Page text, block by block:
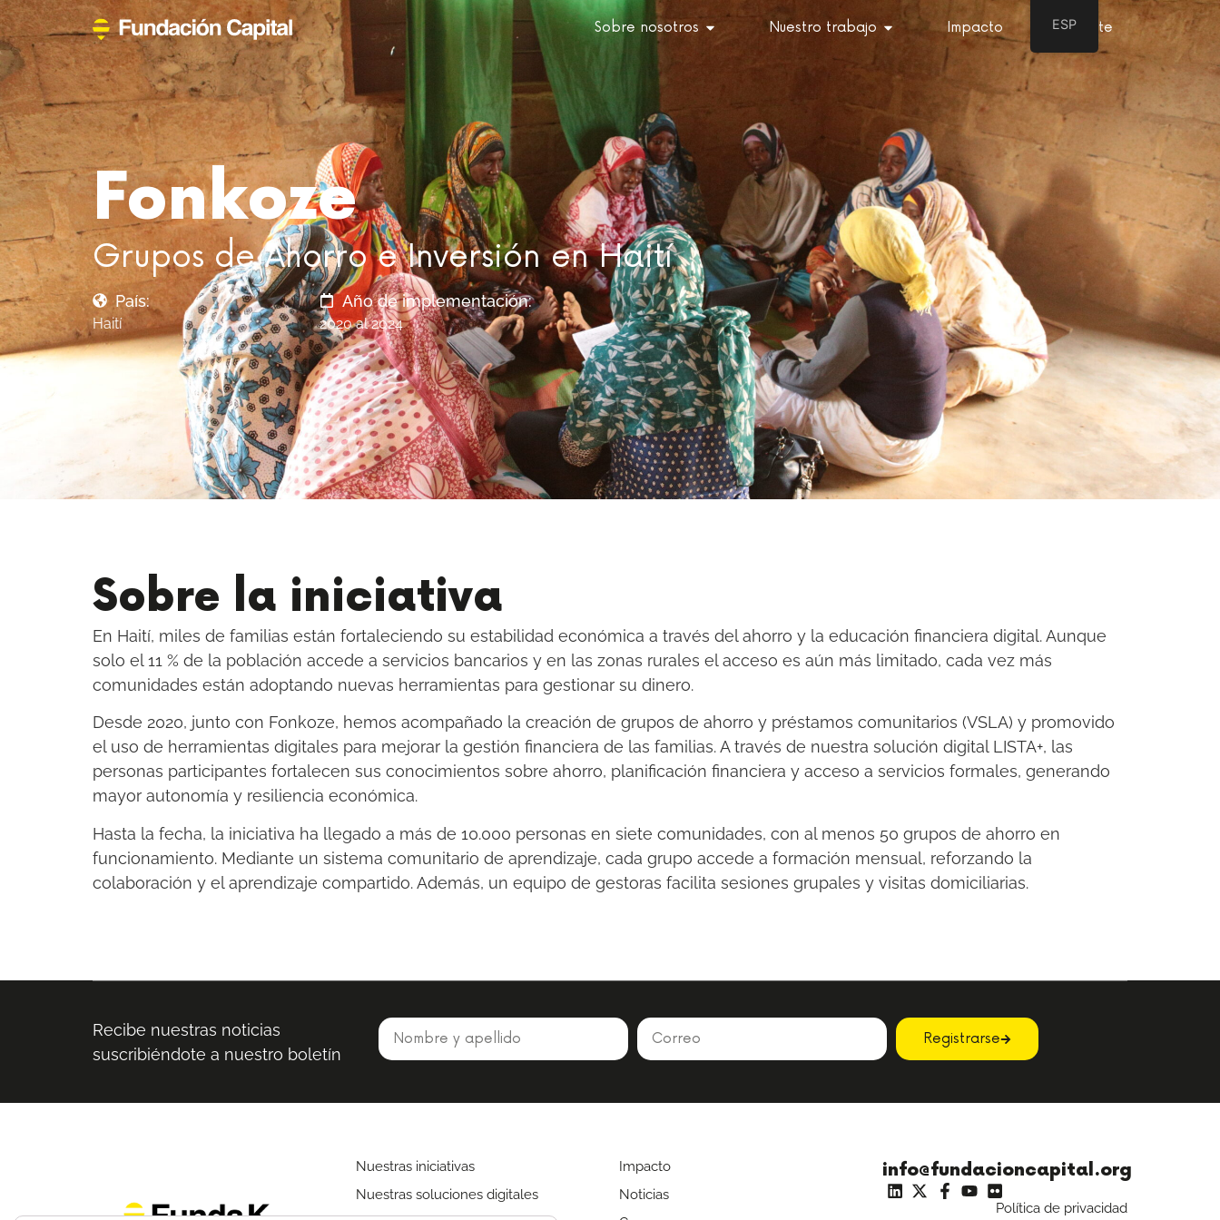
Sobre nosotros Nuestro trabajo Impacto Asóciate
Fonkoze
Grupos de Ahorro e Inversión en Haití
País:
Haití
Año de implementación:
2020 al 2024
Sobre la iniciativa
En Haití, miles de familias están fortaleciendo su estabilidad económica a través del ahorro y la educación financiera digital. Aunque
solo el 11 % de la población accede a servicios bancarios y en las zonas rurales el acceso es aún más limitado, cada vez más
comunidades están adoptando nuevas herramientas para gestionar su dinero.
Desde 2020, junto con Fonkoze, hemos acompañado la creación de grupos de ahorro y préstamos comunitarios (VSLA) y promovido
el uso de herramientas digitales para mejorar la gestión financiera de las familias. A través de nuestra solución digital LISTA+, las
personas participantes fortalecen sus conocimientos sobre ahorro, planificación financiera y acceso a servicios formales, generando
mayor autonomía y resiliencia económica.
Hasta la fecha, la iniciativa ha llegado a más de 10.000 personas en siete comunidades, con al menos 50 grupos de ahorro en
funcionamiento. Mediante un sistema comunitario de aprendizaje, cada grupo accede a formación mensual, reforzando la
colaboración y el aprendizaje compartido. Además, un equipo de gestoras facilita sesiones grupales y visitas domiciliarias.
Recibe nuestras noticias
suscribiéndote a nuestro boletín
Registrarse
Nuestras iniciativas
Nuestras soluciones digitales
Impacto
Noticias
info@fundacioncapital.org
Política de privacidad
ESP